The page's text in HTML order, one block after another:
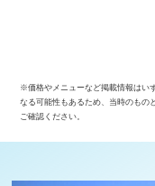
※価格やメニューなど掲載情報はい
なる可能性もあるため、当時のもの
ご確認ください。